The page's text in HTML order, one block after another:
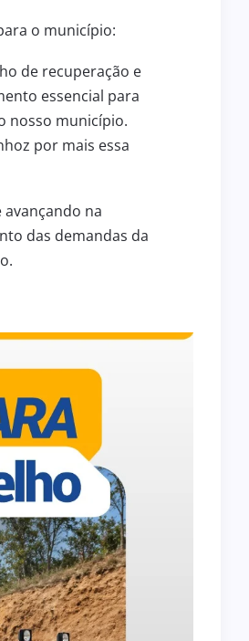
o município:
de recuperação e
essencial para
nosso município.
por mais essa
na
das demandas da